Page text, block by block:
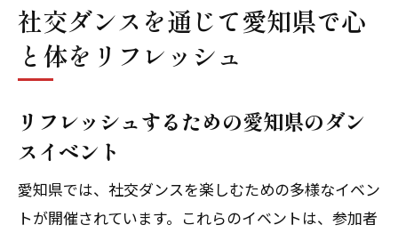
社交ダンスを通じて愛知県で心
と体をリフレッシュ
リフレッシュするための愛知県のダン
スイベント
愛知県では、社交ダンスを楽しむための多様なイベン
トが開催されています。これらのイベントは、参加者